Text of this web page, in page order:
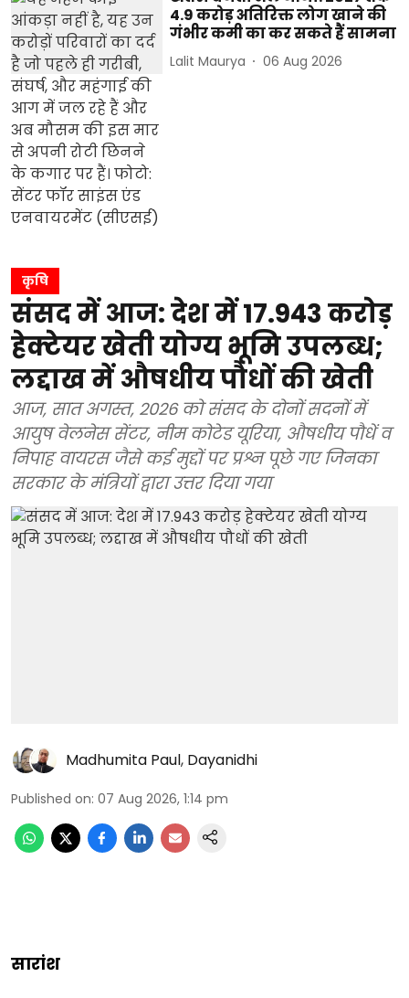
4.9 करोड़ अतिरिक्त लोग खाने की
गंभीर कमी का कर सकते हैं सामना
Lalit Maurya 06 Aug 2026
कृषि
संसद में आज: देश में 17.943 करोड़
हेक्टेयर खेती योग्य भूमि उपलब्ध;
लद्दाख में औषधीय पौधों की खेती
आज, सात अगस्त, 2026 को संसद के दोनों सदनों में
आयुष वेलनेस सेंटर, नीम कोटेड यूरिया, औषधीय पौधें व
निपाह वायरस जैसे कई मुद्दों पर प्रश्न पूछे गए जिनका
सरकार के मंत्रियों द्वारा उत्तर दिया गया
Madhumita Paul, Dayanidhi
Published on: 07 Aug 2026, 1:14 pm
सारांश